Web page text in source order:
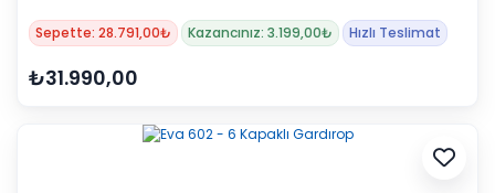
Sepette: 28.791,00₺ Kazancınız: 3.199,00₺ Hızlı Teslimat
₺31.990,00